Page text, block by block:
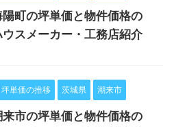
町の坪単価と物件価格の
スメーカー・工務店紹介
単価の推移 茨城県 潮来市
市の坪単価と物件価格の